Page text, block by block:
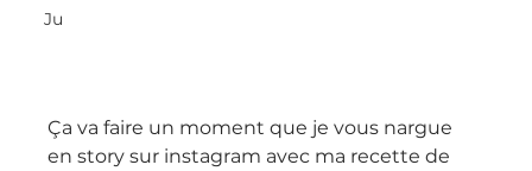
Ju
Ça va faire un moment que je vous nargue
en story sur instagram avec ma recette de